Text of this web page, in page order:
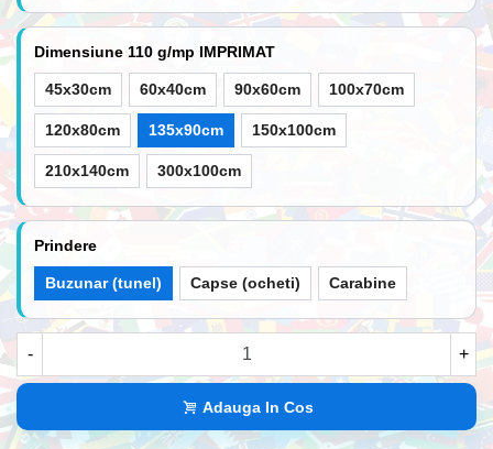
Dimensiune 110 g/mp IMPRIMAT
45x30cm 60x40cm 90x60cm 100x70cm
120x80cm 135x90cm 150x100cm
210x140cm 300x100cm
Prindere
Buzunar (tunel) Capse (ocheti) Carabine
- +
Adauga In Cos